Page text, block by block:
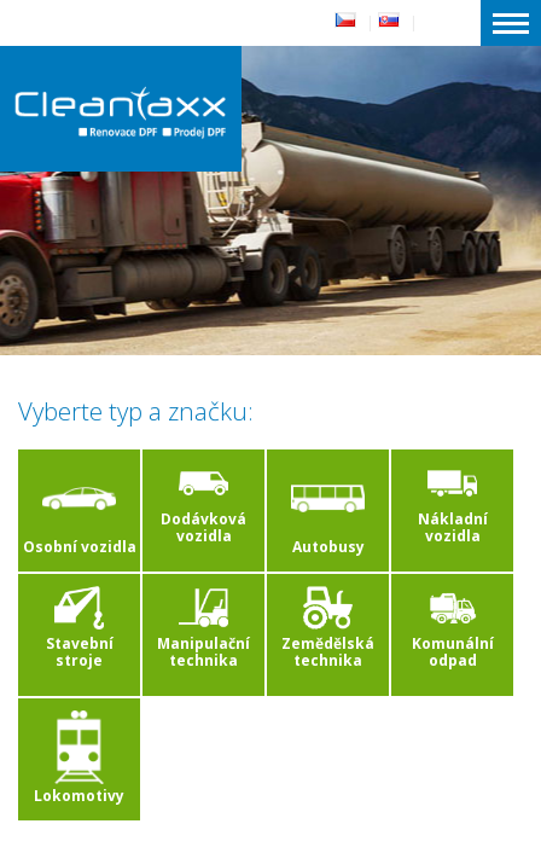
Vyberte typ a značku:
Osobní vozidla
Dodávková
vozidla
Autobusy
Nákladní
vozidla
Stavební
stroje
Manipulační
technika
Zemědělská
technika
Komunální
odpad
Lokomotivy